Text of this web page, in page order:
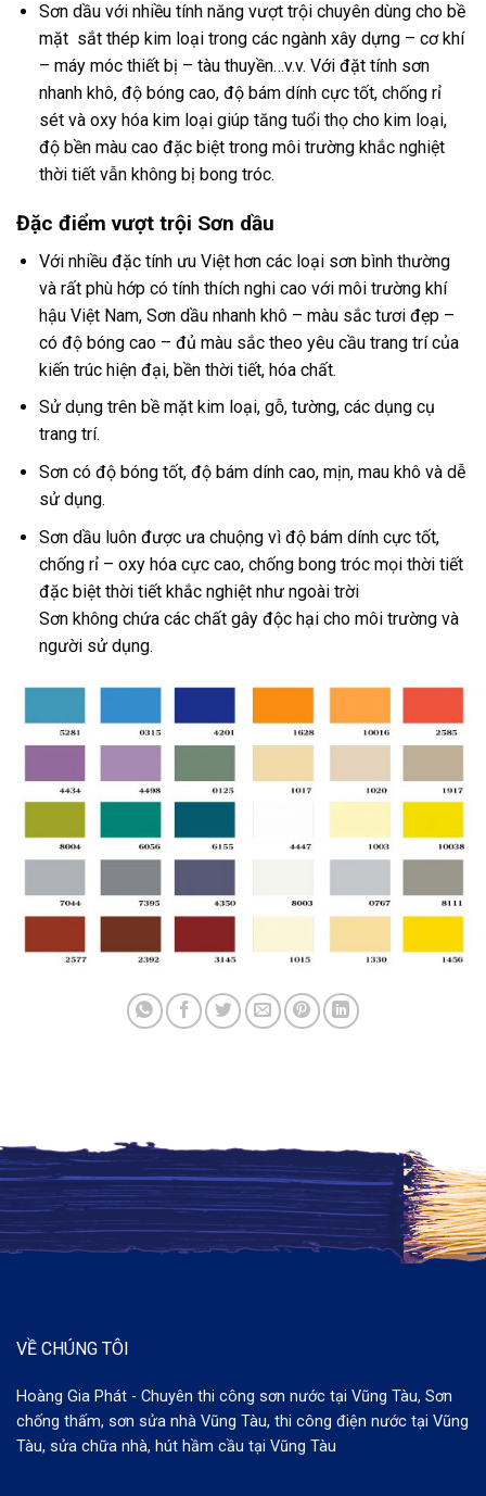
Sơn dầu với nhiều tính năng vượt trội chuyên dùng cho bề
mặt sắt thép kim loại trong các ngành xây dựng – cơ khí
– máy móc thiết bị – tàu thuyền…v.v. Với đặt tính sơn
nhanh khô, độ bóng cao, độ bám dính cực tốt, chống rỉ
sét và oxy hóa kim loại giúp tăng tuổi thọ cho kim loại,
độ bền màu cao đặc biệt trong môi trường khắc nghiệt
thời tiết vẫn không bị bong tróc.
Đặc điểm vượt trội Sơn dầu
Với nhiều đặc tính ưu Việt hơn các loại sơn bình thường
và rất phù hớp có tính thích nghi cao với môi trường khí
hậu Việt Nam, Sơn dầu nhanh khô – màu sắc tươi đẹp –
có độ bóng cao – đủ màu sắc theo yêu cầu trang trí của
kiến trúc hiện đại, bền thời tiết, hóa chất.
Sử dụng trên bề mặt kim loại, gỗ, tường, các dụng cụ
trang trí.
Sơn có độ bóng tốt, độ bám dính cao, mịn, mau khô và dễ
sử dụng.
Sơn dầu luôn được ưa chuộng vì độ bám dính cực tốt,
chống rỉ – oxy hóa cực cao, chống bong tróc mọi thời tiết
đặc biệt thời tiết khắc nghiệt như ngoài trời
Sơn không chứa các chất gây độc hại cho môi trường và
người sử dụng.
VỀ CHÚNG TÔI
Hoàng Gia Phát - Chuyên thi công sơn nước tại Vũng Tàu, Sơn
chống thấm, sơn sửa nhà Vũng Tàu, thi công điện nước tại Vũng
Tàu, sửa chữa nhà, hút hầm cầu tại Vũng Tàu